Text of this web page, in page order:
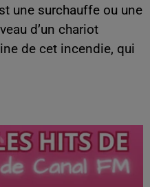
une surchauffe ou une
d’un chariot
de cet incendie, qui